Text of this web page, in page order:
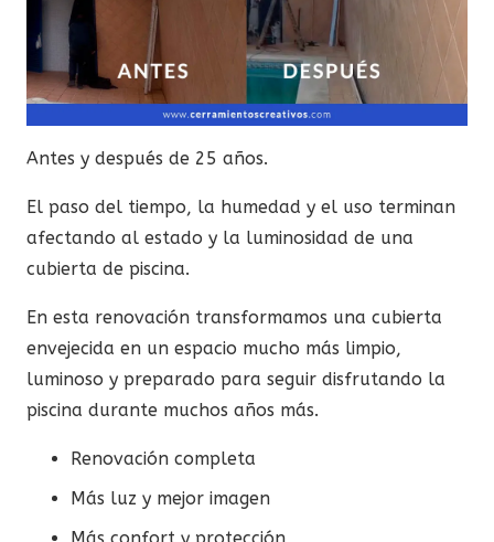
Antes y después de 25 años.
El paso del tiempo, la humedad y el uso terminan
afectando al estado y la luminosidad de una
cubierta de piscina.
En esta renovación transformamos una cubierta
envejecida en un espacio mucho más limpio,
luminoso y preparado para seguir disfrutando la
piscina durante muchos años más.
Renovación completa
Más luz y mejor imagen